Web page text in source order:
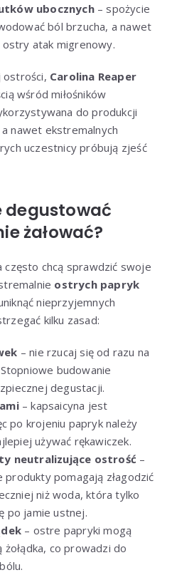
ubocznych– spożycie
ból brzucha, a nawet
atak migrenowy.
ostrości, Carolina Reaper
wśród miłośników
do produkcji
nawet ekstremalnych
uczestnicy próbują zjeść
degustować
żałować?
często chcą sprawdzić swoje
ostrych papryk
nieprzyjemnych
kilku zasad:
– nie rzucaj się od razu na
budowanie
degustacji.
– kapsaicyna jest
po krojeniu papryk należy
używać rękawiczek.
neutralizujące ostrość –
pomagają złagodzić
niż woda, która tylko
po jamie ustnej.
– ostre papryki mogą
żołądka, co prowadzi do